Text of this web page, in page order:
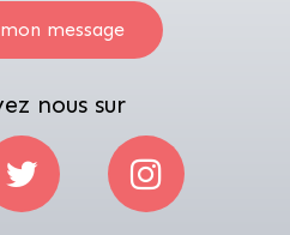
message
nous sur